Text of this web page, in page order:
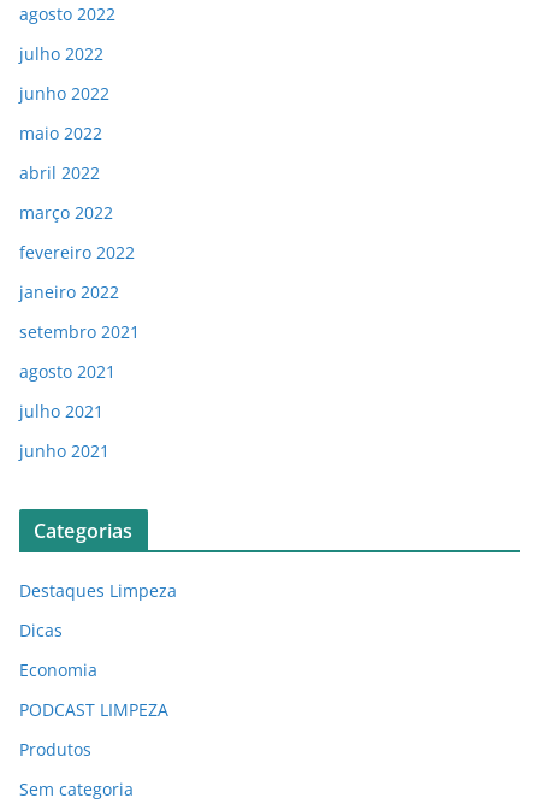
agosto 2022
julho 2022
junho 2022
maio 2022
abril 2022
março 2022
fevereiro 2022
janeiro 2022
setembro 2021
agosto 2021
julho 2021
junho 2021
Categorias
Destaques Limpeza
Dicas
Economia
PODCAST LIMPEZA
Produtos
Sem categoria